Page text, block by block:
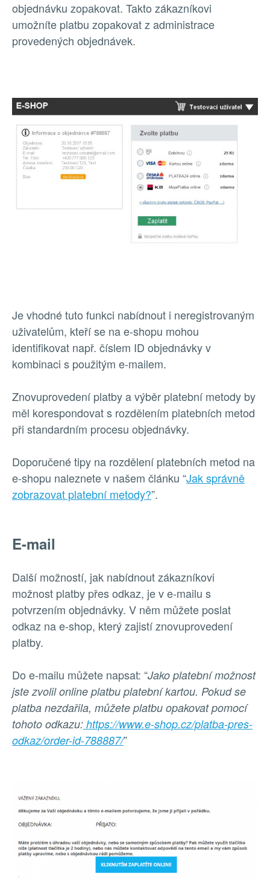
objednávku zopakovat. Takto zákazníkovi
umožníte platbu zopakovat z administrace
provedených objednávek.
Je vhodné tuto funkci nabídnout i neregistrovaným
uživatelům, kteří se na e-shopu mohou
identifikovat např. číslem ID objednávky v
kombinaci s použitým e-mailem.
Znovuprovedení platby a výběr platební metody by
měl korespondovat s rozdělením platebních metod
při standardním procesu objednávky.
Doporučené tipy na rozdělení platebních metod na
e-shopu naleznete v našem článku “Jak správně
zobrazovat platební metody?”.
E-mail
Další možností, jak nabídnout zákazníkovi
možnost platby přes odkaz, je v e-mailu s
potvrzením objednávky. V něm můžete poslat
odkaz na e-shop, který zajistí znovuprovedení
platby.
Do e-mailu můžete napsat: “Jako platební možnost
jste zvolil online platbu platební kartou. Pokud se
platba nezdařila, můžete platbu opakovat pomocí
tohoto odkazu: https://www.e-shop.cz/platba-pres-
odkaz/order-id-788887/”